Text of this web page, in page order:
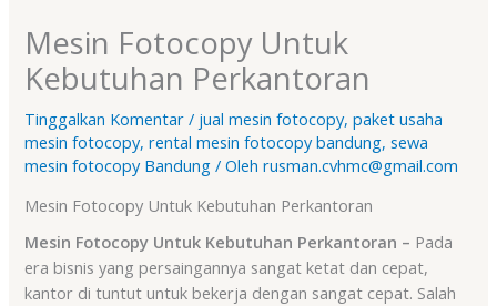
Mesin Fotocopy Untuk
Kebutuhan Perkantoran
Tinggalkan Komentar / jual mesin fotocopy,paket usaha
mesin fotocopy,rental mesin fotocopy bandung,sewa
mesin fotocopy Bandung / Olehrusman.cvhmc@gmail.com
Mesin Fotocopy Untuk Kebutuhan Perkantoran
Mesin Fotocopy Untuk Kebutuhan Perkantoran – Pada
era bisnis yang persaingannya sangat ketat dan cepat,
kantor di tuntut untuk bekerja dengan sangat cepat. Salah